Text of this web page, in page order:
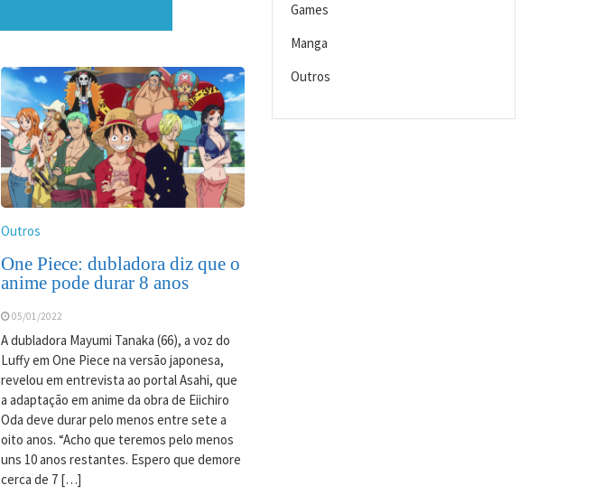
Outros
One Piece: dubladora diz que o
anime pode durar 8 anos
05/01/2022
A dubladora Mayumi Tanaka (66), a voz do
Luffy em One Piece na versão japonesa,
revelou em entrevista ao portal Asahi, que
a adaptação em anime da obra de Eiichiro
Oda deve durar pelo menos entre sete a
oito anos. “Acho que teremos pelo menos
uns 10 anos restantes. Espero que demore
cerca de 7 […]
Games
Manga
Outros